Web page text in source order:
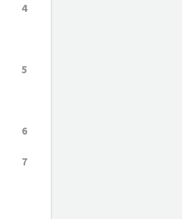
4
5
6
7